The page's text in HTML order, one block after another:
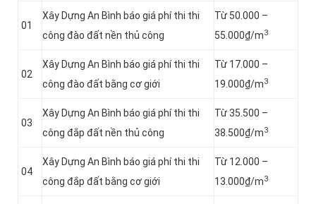
01
Xây Dựng An Bình báo giá phí thi thi
công đào đất nền thủ công
Từ 50.000 –
55.000₫/m3
02
Xây Dựng An Bình báo giá phí thi thi
công đào đất bằng cơ giới
Từ 17.000 –
19.000₫/m3
03
Xây Dựng An Bình báo giá phí thi thi
công đắp đất nền thủ công
Từ 35.500 –
38.500₫/m3
04
Xây Dựng An Bình báo giá phí thi thi
công đắp đất bằng cơ giới
Từ 12.000 –
13.000₫/m3